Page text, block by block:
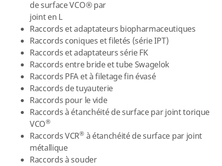
de surface VCO® par
joint en L
Raccords et adaptateurs biopharmaceutiques
Raccords coniques et filetés (série IPT)
Raccords et adaptateurs série FK
Raccords entre bride et tube Swagelok
Raccords PFA et à filetage fin évasé
Raccords de tuyauterie
Raccords pour le vide
Raccords à étanchéité de surface par joint torique
VCO®
Raccords VCR®à étanchéité de surface par joint
métallique
Raccords à souder